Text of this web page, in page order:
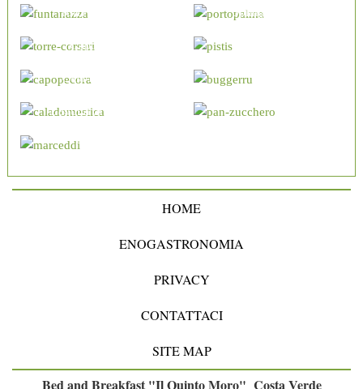
Torre dei Corsari Spiaggia di Pistis
Capo Pecora
Cala Domestica
Laguna di Marceddì
HOME
ENOGASTRONOMIA
PRIVACY
CONTATTACI
SITE MAP
Bed and Breakfast "Il Quinto Moro" Costa Verde